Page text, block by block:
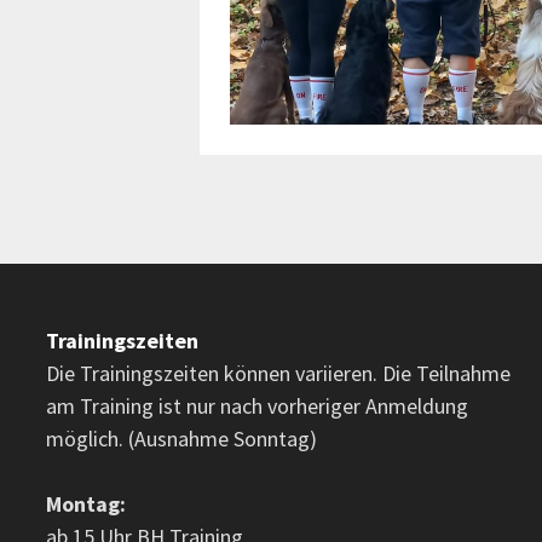
Trainingszeiten
Die Trainingszeiten können variieren. Die Teilnahme
am Training ist nur nach vorheriger Anmeldung
möglich. (Ausnahme Sonntag)
Montag: